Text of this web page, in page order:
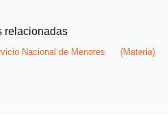
relacionadas
Nacional de Menores (Materia)